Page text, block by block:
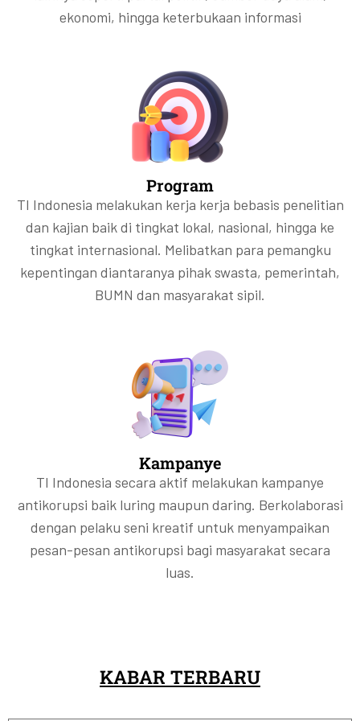
ekonomi, hingga keterbukaan informasi
Program
TI Indonesia melakukan kerja kerja bebasis penelitian
dan kajian baik di tingkat lokal, nasional, hingga ke
tingkat internasional. Melibatkan para pemangku
kepentingan diantaranya pihak swasta, pemerintah,
BUMN dan masyarakat sipil.
Kampanye
TI Indonesia secara aktif melakukan kampanye
antikorupsi baik luring maupun daring. Berkolaborasi
dengan pelaku seni kreatif untuk menyampaikan
pesan-pesan antikorupsi bagi masyarakat secara
luas.
KABAR TERBARU